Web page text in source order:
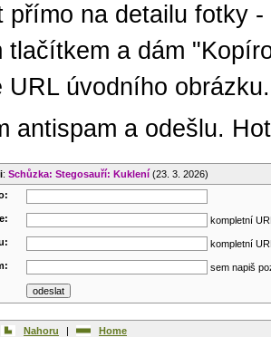
přímo na detailu fotky
tlačítkem a dám
URL úvodního obrázku.
antispam a odešlu.
: Schůzka: Stegosauří: Kuklení (23. 3. 2026)
kompletní
kompletní
sem napiš
Nahoru | Home